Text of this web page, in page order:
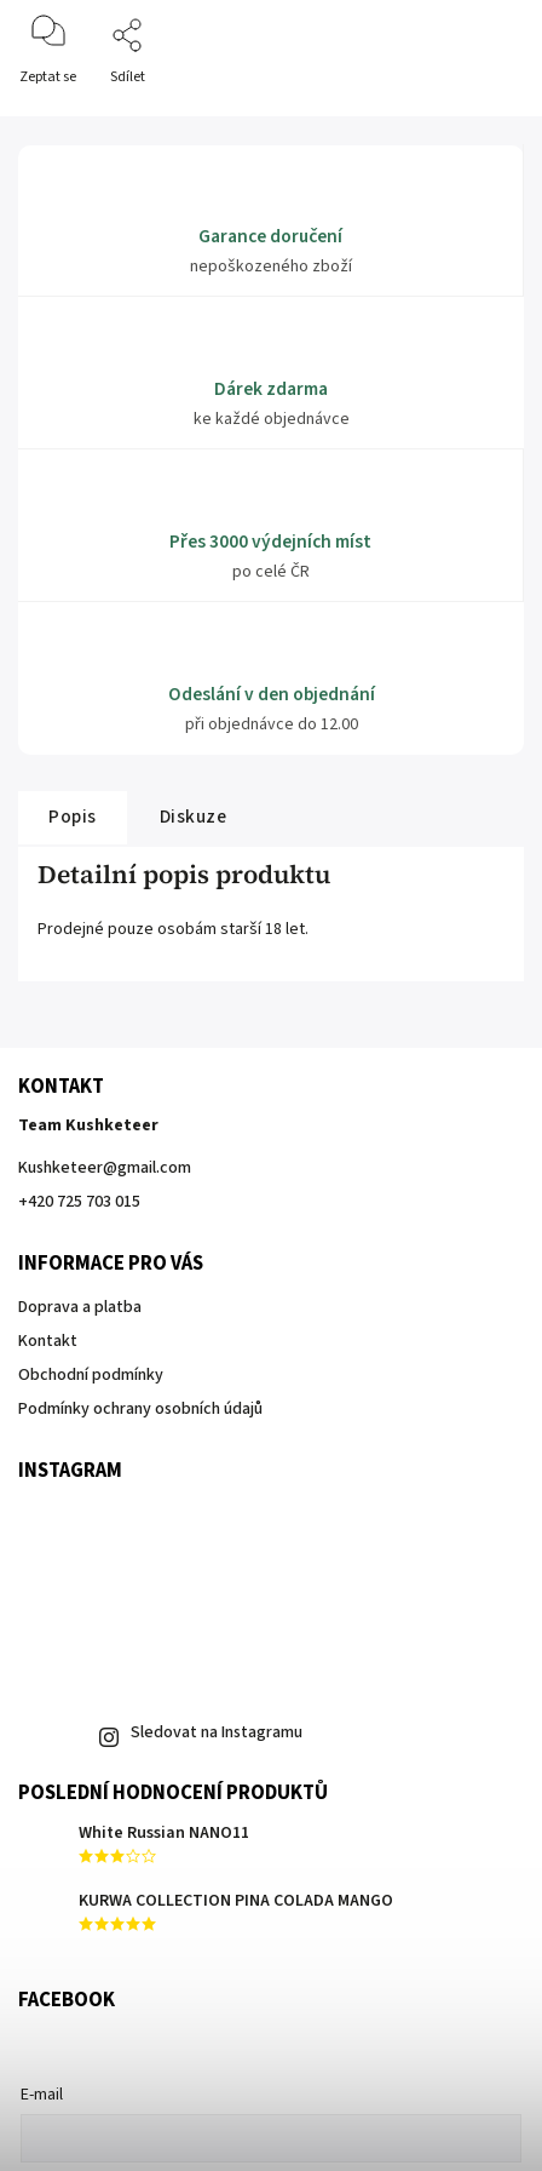
Zeptat se Sdílet
Garance doručení
nepoškozeného zboží
Dárek zdarma
ke každé objednávce
Přes 3000 výdejních míst
po celé ČR
Odeslání v den objednání
při objednávce do 12.00
Popis Diskuze
Detailní popis produktu
Prodejné pouze osobám starší 18 let.
KONTAKT
Team Kushketeer
Kushketeer@gmail.com
+420 725 703 015
INFORMACE PRO VÁS
Doprava a platba
Kontakt
Obchodní podmínky
Podmínky ochrany osobních údajů
INSTAGRAM
Sledovat na Instagramu
POSLEDNÍ HODNOCENÍ PRODUKTŮ
White Russian NANO11
KURWA COLLECTION PINA COLADA MANGO
FACEBOOK
E-mail